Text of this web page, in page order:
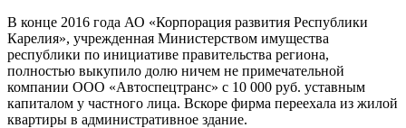
В конце 2016 года АО «Корпорация развития Республики
Карелия», учрежденная Министерством имущества
республики по инициативе правительства региона,
полностью выкупило долю ничем не примечательной
компании ООО «Автоспецтранс» с 10 000 руб. уставным
капиталом у частного лица. Вскоре фирма переехала из жилой
квартиры в административное здание.